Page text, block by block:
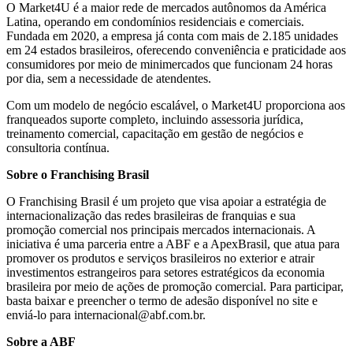
O Market4U é a maior rede de mercados autônomos da América
Latina, operando em condomínios residenciais e comerciais.
Fundada em 2020, a empresa já conta com mais de 2.185 unidades
em 24 estados brasileiros, oferecendo conveniência e praticidade aos
consumidores por meio de minimercados que funcionam 24 horas
por dia, sem a necessidade de atendentes.
Com um modelo de negócio escalável, o Market4U proporciona aos
franqueados suporte completo, incluindo assessoria jurídica,
treinamento comercial, capacitação em gestão de negócios e
consultoria contínua.
Sobre o Franchising Brasil
O Franchising Brasil é um projeto que visa apoiar a estratégia de
internacionalização das redes brasileiras de franquias e sua
promoção comercial nos principais mercados internacionais. A
iniciativa é uma parceria entre a ABF e a ApexBrasil, que atua para
promover os produtos e serviços brasileiros no exterior e atrair
investimentos estrangeiros para setores estratégicos da economia
brasileira por meio de ações de promoção comercial. Para participar,
basta baixar e preencher o termo de adesão disponível no site e
enviá-lo para internacional@abf.com.br.
Sobre a ABF